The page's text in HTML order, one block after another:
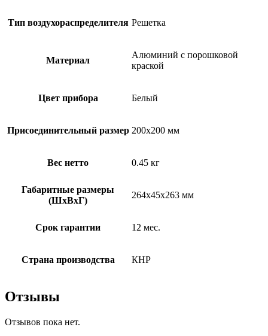
Тип воздухораспределителя Решетка
Материал
Алюминий с порошковой
краской
Цвет прибора Белый
Присоединительный размер 200х200 мм
Вес нетто 0.45 кг
Габаритные размеры
(ШxВxГ)
264x45x263 мм
Срок гарантии 12 мес.
Страна производства КНР
Отзывы
Отзывов пока нет.